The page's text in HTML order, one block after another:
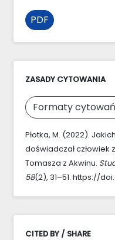
PDF
ZASADY CYTOWANIA
Formaty cytowań
Płotka, M. (2022).
doświadczał człowiek
Tomasza z Akwinu.
58(2), 31–51. https://
CITED BY / SHARE